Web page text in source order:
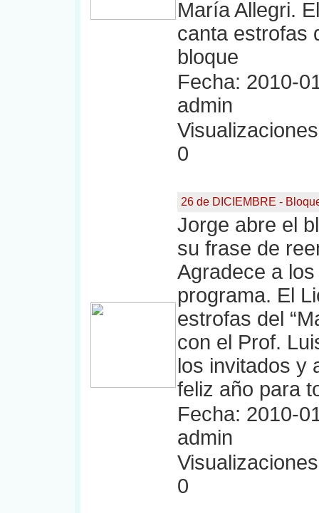
María Allegri.
canta estrofas
bloque
Fecha: 2010-
admin
0
26 de DICIEMBRE -
Jorge abre el
su frase de
Agradece a
programa. El
estrofas del
con el Prof.
los invitados y
feliz año para
Fecha: 2010-
admin
0